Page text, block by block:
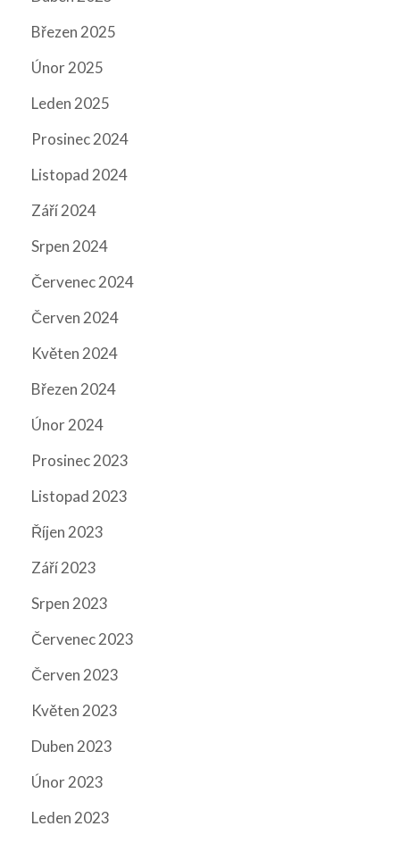
Březen 2025
Únor 2025
Leden 2025
Prosinec 2024
Listopad 2024
Září 2024
Srpen 2024
Červenec 2024
Červen 2024
Květen 2024
Březen 2024
Únor 2024
Prosinec 2023
Listopad 2023
Říjen 2023
Září 2023
Srpen 2023
Červenec 2023
Červen 2023
Květen 2023
Duben 2023
Únor 2023
Leden 2023